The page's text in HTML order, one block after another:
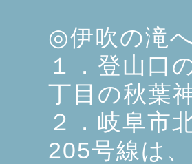
◎伊吹の滝
１．登山口
丁目の秋葉
２．岐阜市
205号線は